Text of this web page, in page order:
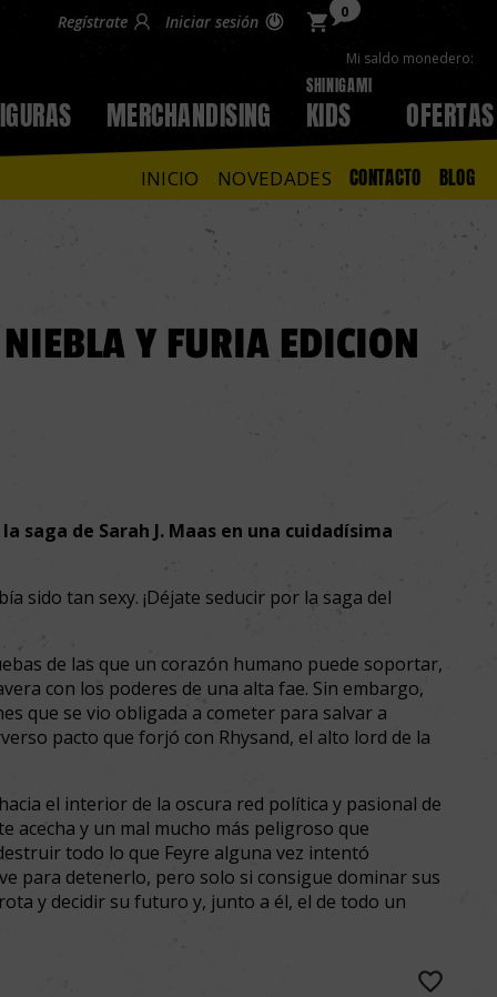
Regístrate Iniciar sesión 0
Mi saldo monedero:
INICIO NOVEDADES CONTACTO BLOG
MERCHANDISING
SHINIGAMI
KIDS OFERTAS
Y FURIA EDICION
saga de Sarah J. Maas en una cuidadísima
sido tan sexy. ¡Déjate seducir por la saga del
de las que un corazón humano puede soportar,
con los poderes de una alta fae. Sin embargo,
que se vio obligada a cometer para salvar a
pacto que forjó con Rhysand, el alto lord de la
el interior de la oscura red política y pasional de
acecha y un mal mucho más peligroso que
todo lo que Feyre alguna vez intentó
para detenerlo, pero solo si consigue dominar sus
y decidir su futuro y, junto a él, el de todo un